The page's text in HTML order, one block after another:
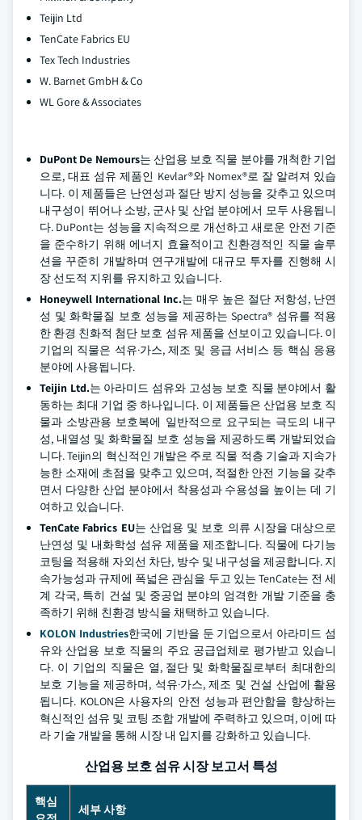
Teijin Ltd
TenCate Fabrics EU
Tex Tech Industries
W. Barnet GmbH & Co
WL Gore & Associates
DuPont De Nemours는 산업용 보호 직물 분야를 개척한 기업
으로, 대표 섬유 제품인 Kevlar®와 Nomex®로 잘 알려져 있습
니다. 이 제품들은 난연성과 절단 방지 성능을 갖추고 있으며
내구성이 뛰어나 소방, 군사 및 산업 분야에서 모두 사용됩니
다. DuPont는 성능을 지속적으로 개선하고 새로운 안전 기준
을 준수하기 위해 에너지 효율적이고 친환경적인 직물 솔루
션을 꾸준히 개발하며 연구개발에 대규모 투자를 진행해 시
장 선도적 지위를 유지하고 있습니다.
Honeywell International Inc.는 매우 높은 절단 저항성, 난연
성 및 화학물질 보호 성능을 제공하는 Spectra® 섬유를 적용
한 환경 친화적 첨단 보호 섬유 제품을 선보이고 있습니다. 이
기업의 직물은 석유·가스, 제조 및 응급 서비스 등 핵심 응용
분야에 사용됩니다.
Teijin Ltd.는 아라미드 섬유와 고성능 보호 직물 분야에서 활
동하는 최대 기업 중 하나입니다. 이 제품들은 산업용 보호 직
물과 소방관용 보호복에 일반적으로 요구되는 극도의 내구
성, 내열성 및 화학물질 보호 성능을 제공하도록 개발되었습
니다. Teijin의 혁신적인 개발은 주로 직물 적층 기술과 지속가
능한 소재에 초점을 맞추고 있으며, 적절한 안전 기능을 갖추
면서 다양한 산업 분야에서 착용성과 수용성을 높이는 데 기
여하고 있습니다.
TenCate Fabrics EU는 산업용 및 보호 의류 시장을 대상으로
난연성 및 내화학성 섬유 제품을 제조합니다. 직물에 다기능
코팅을 적용해 자외선 차단, 방수 및 내구성을 제공합니다. 지
속가능성과 규제에 폭넓은 관심을 두고 있는 TenCate는 전 세
계 각국, 특히 건설 및 중공업 분야의 엄격한 개발 기준을 충
족하기 위해 친환경 방식을 채택하고 있습니다.
KOLON Industries한국에 기반을 둔 기업으로서 아라미드 섬
유와 산업용 보호 직물의 주요 공급업체로 평가받고 있습니
다. 이 기업의 직물은 열, 절단 및 화학물질로부터 최대한의
보호 기능을 제공하며, 석유·가스, 제조 및 건설 산업에 활용
됩니다. KOLON은 사용자의 안전 성능과 편안함을 향상하는
혁신적인 섬유 및 코팅 조합 개발에 주력하고 있으며, 이에 따
라 기술 개발을 통해 시장 내 입지를 강화하고 있습니다.
산업용 보호 섬유 시장 보고서 특성
핵심
세부 사항